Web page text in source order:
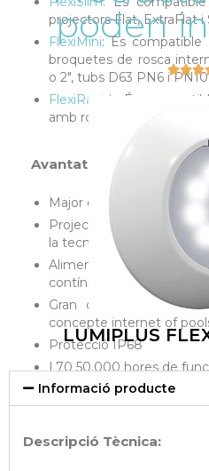
projectors Flat, ExtraFlat i
FlexiMini: És compatible
broquetes de rosca
o 2″, tubs D63 PN6 i
FlexiRapid : És
amb rosca interior de 1″ 1/2.
Avantatges:
Major eficiència energètica
Projectors de grans
la tecnologia Top Quality
Alimentats amb
contínua (24VDC).
Gran control sobre la
concepte internet of
Protecció IP68
L70 50.000 hores de
poden

LUMIPLUS
Informació producte
Descripció Tècnica: